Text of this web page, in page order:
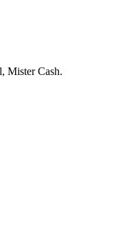
Mister Cash.